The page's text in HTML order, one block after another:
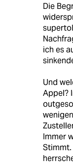
Die
ich es
Und
Appel?
Immer